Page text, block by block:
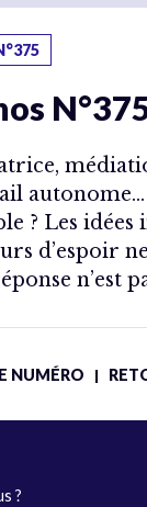
? Les idées
d’espoir
n’est
NUMÉRO |
?